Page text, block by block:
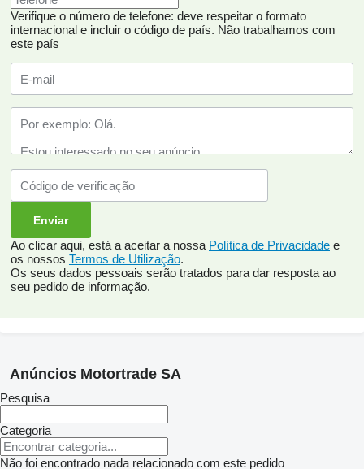
Verifique o número de telefone: deve respeitar o formato
internacional e incluir o código de país. Não trabalhamos com
este país
Ao clicar aqui, está a aceitar a nossa Política de Privacidade e
os nossos Termos de Utilização.
Os seus dados pessoais serão tratados para dar resposta ao
seu pedido de informação.
Anúncios Motortrade SA
Pesquisa
Categoria
Não foi encontrado nada relacionado com este pedido